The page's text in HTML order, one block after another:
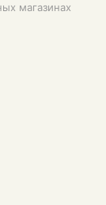
магазинах